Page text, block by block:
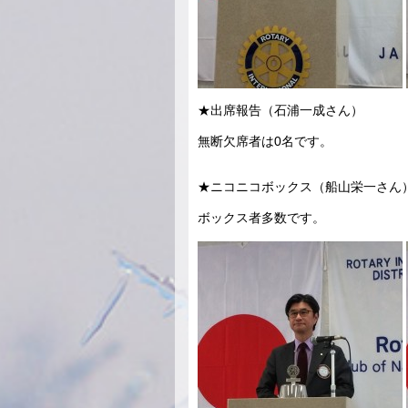
★出席報告（石浦一成さん）
無断欠席者は0名です。
★ニコニコボックス（船山栄一さん
ボックス者多数です。